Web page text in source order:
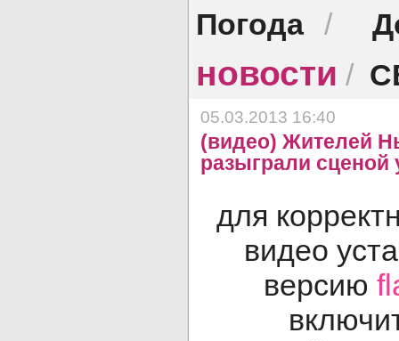
Погода/
новости /
05.03.2013 16:40
(видео) Жителей
разыграли сценой
для
видео
версию